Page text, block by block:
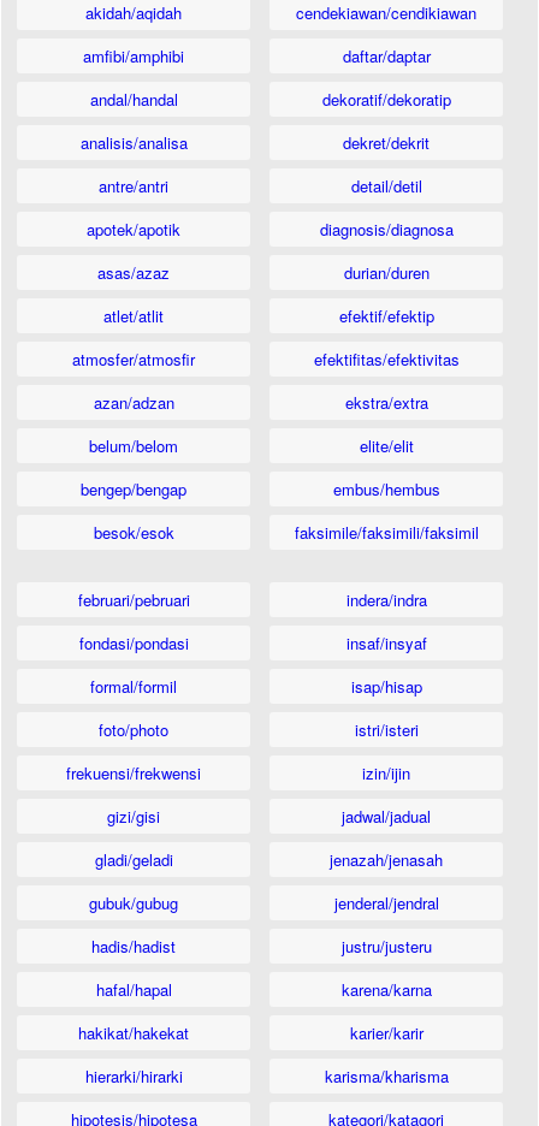
akidah/aqidah
amfibi/amphibi
andal/handal
analisis/analisa
antre/antri
apotek/apotik
asas/azaz
atlet/atlit
atmosfer/atmosfir
azan/adzan
belum/belom
bengep/bengap
besok/esok
cendekiawan/cendikiawan
daftar/daptar
dekoratif/dekoratip
dekret/dekrit
detail/detil
diagnosis/diagnosa
durian/duren
efektif/efektip
efektifitas/efektivitas
ekstra/extra
elite/elit
embus/hembus
faksimile/faksimili/faksimil
februari/pebruari
fondasi/pondasi
formal/formil
foto/photo
frekuensi/frekwensi
gizi/gisi
gladi/geladi
gubuk/gubug
hadis/hadist
hafal/hapal
hakikat/hakekat
hierarki/hirarki
hipotesis/hipotesa
indera/indra
insaf/insyaf
isap/hisap
istri/isteri
izin/ijin
jadwal/jadual
jenazah/jenasah
jenderal/jendral
justru/justeru
karena/karna
karier/karir
karisma/kharisma
kategori/katagori